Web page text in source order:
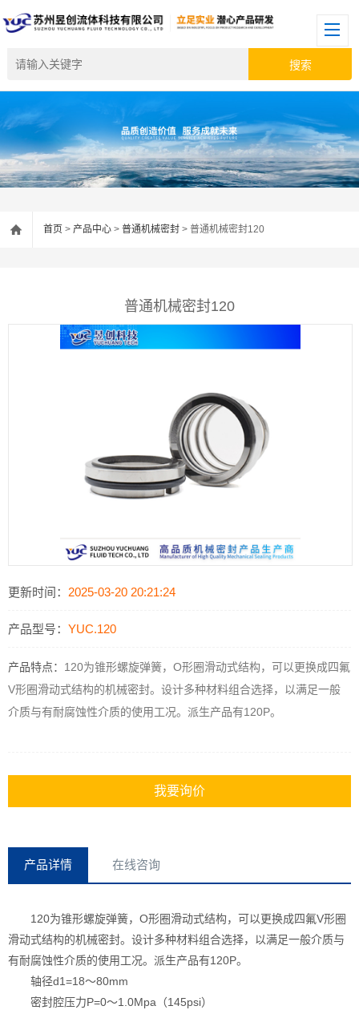
首页 > 产品中心 > 普通机械密封 > 普通机械密封120
普通机械密封120
更新时间： 2025-03-20 20:21:24
产品型号： YUC.120
产品特点： 120为锥形螺旋弹簧，O形圈滑动式结构，可以更换成四氟
V形圈滑动式结构的机械密封。设计多种材料组合选择，以满足一般
介质与有耐腐蚀性介质的使用工况。派生产品有120P。
我要询价
产品详情 在线咨询
120为锥形螺旋弹簧，O形圈滑动式结构，可以更换成四氟V形圈
滑动式结构的机械密封。设计多种材料组合选择，以满足一般介质与
有耐腐蚀性介质的使用工况。派生产品有120P。
轴径d1=18～80mm
密封腔压力P=0～1.0Mpa（145psi）